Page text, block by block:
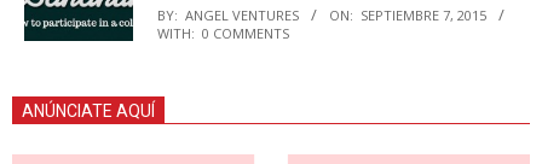
BY: ANGEL VENTURES ON: SEPTIEMBRE 7, 2015
WITH: 0 COMMENTS
ANÚNCIATE AQUÍ